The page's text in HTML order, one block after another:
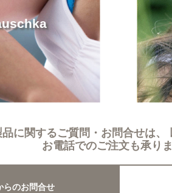
に関するご質問・お問合せは、
お電話でのご注文も承りま
らのお問合せ